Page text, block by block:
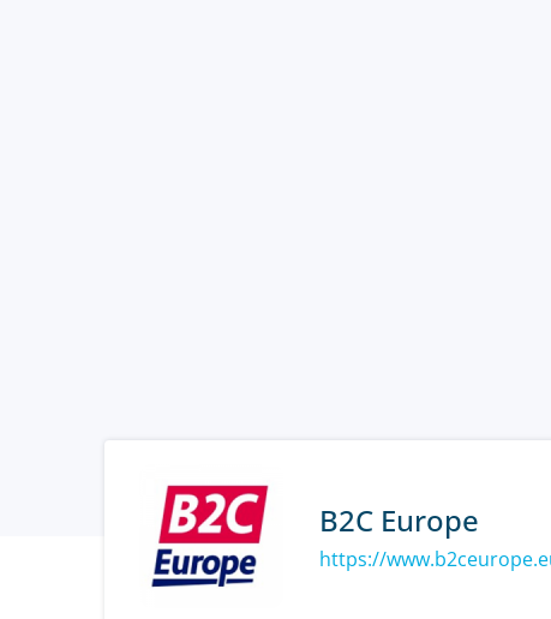
B2C Europe
https://